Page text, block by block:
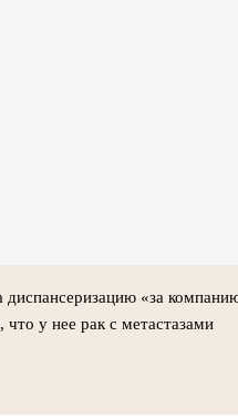
«за
у нее рак с метастазами